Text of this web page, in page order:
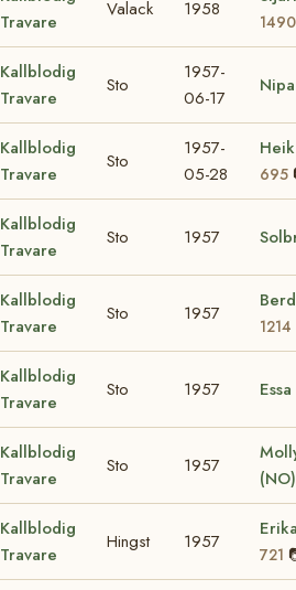
Travare
Valack 1958
Kallblodig
Travare
Sto
1957-
06-17
Nipa
Kallblodig
Travare
Sto
1957-
05-28
695
Kallblodig
Travare
Sto 1957
Kallblodig
Travare
Sto 1957
1214
Kallblodig
Travare
Sto 1957 Essa
Kallblodig
Travare
Sto 1957
Kallblodig
Travare
Hingst 1957
721